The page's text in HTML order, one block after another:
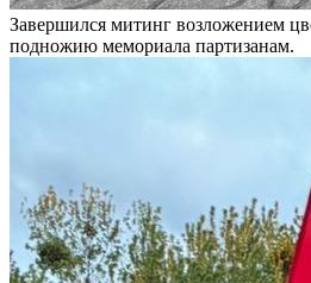
Завершился митинг возложением
подножию мемориала партизанам.